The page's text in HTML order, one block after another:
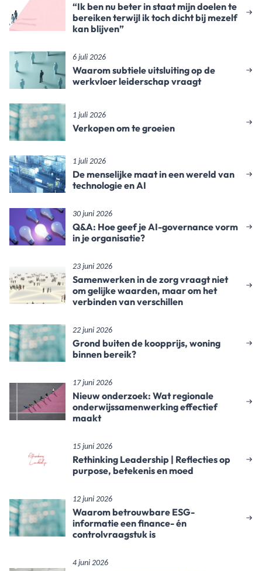
“Ik ben nu beter in staat mijn doelen te
bereiken terwijl ik toch dicht bij mezelf
kan blijven”
6 juli 2026
Waarom subtiele uitsluiting op de
werkvloer leiderschap vraagt
1 juli 2026
Verkopen om te groeien
1 juli 2026
De menselijke maat in een wereld van
technologie en AI
30 juni 2026
Q&A: Hoe geef je AI-governance vorm
in je organisatie?
23 juni 2026
Samenwerken in de zorg vraagt niet
om gelijke waarden, maar om het
verbinden van verschillen
22 juni 2026
Grond buiten de koopprijs, woning
binnen bereik?
17 juni 2026
Nieuw onderzoek: Wat regionale
onderwijssamenwerking effectief
maakt
15 juni 2026
Rethinking Leadership | Reflecties op
purpose, betekenis en moed
12 juni 2026
Waarom betrouwbare ESG-
informatie een finance- én
controlvraagstuk is
4 juni 2026